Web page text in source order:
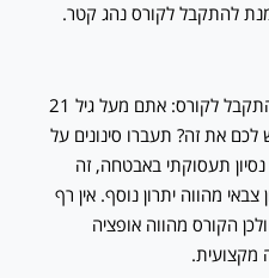
מנת להתקבל לקורס נהג קטר.
תנאי הסף שתצטרכו על מנת להתקבל לקורס: אתם מעל גיל 21
את זה? תעברו סינונים על
תעסוקתי באבטחה, זה
צבאי מהווה יתרון נוסף. אין רף
הקורס מהווה אופציה
מקצועית.